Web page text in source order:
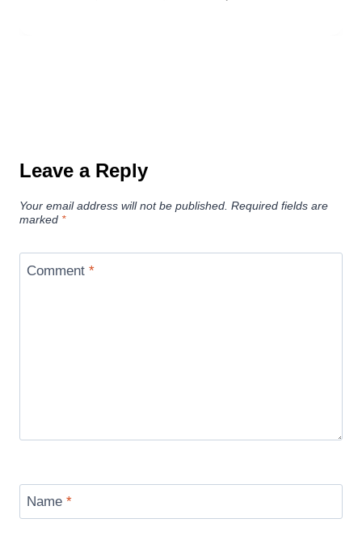
Leave a Reply
Your email address will not be published. Required fields are
marked *
Comment *
Name *